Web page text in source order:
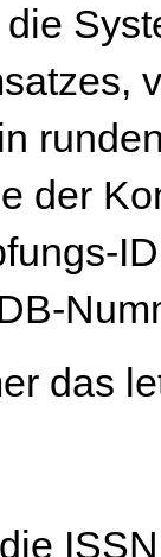
der
das